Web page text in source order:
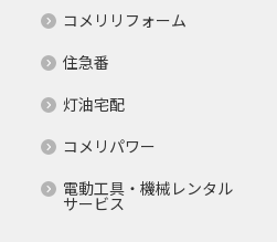
コメリリフォーム
住急番
灯油宅配
コメリパワー
電動工具・機械レンタル
サービス